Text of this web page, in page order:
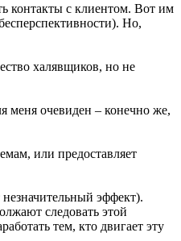
контакты с клиентом. Вот им
Но,
халявщиков, но не
меня очевиден – конечно же,
или предоставляет
эффект).
следовать этой
тем, кто двигает эту